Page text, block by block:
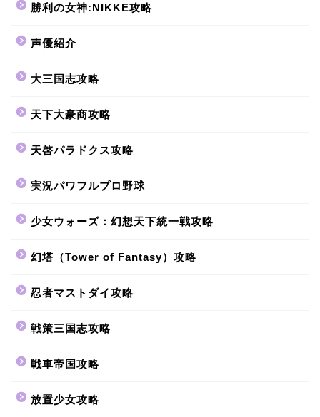
勝利の女神:NIKKE攻略
声優紹介
大三国志攻略
天下大豪商攻略
天啓パラドクス攻略
実況パワフルプロ野球
少女ウォーズ：幻想天下統一戦攻略
幻塔（Tower of Fantasy）攻略
忍者マストダイ攻略
戦策三国志攻略
戦車帝国攻略
放置少女攻略